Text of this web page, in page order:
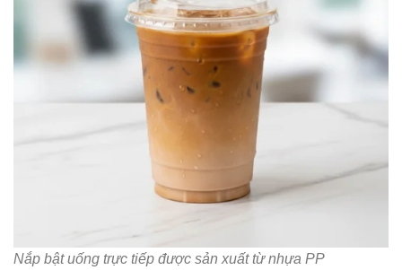
Nắp bật uống trực tiếp được sản xuất từ nhựa PP